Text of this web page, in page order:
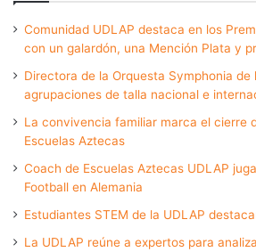
Comunidad UDLAP destaca en los
con un galardón, una Mención Plata y
Directora de la Orquesta Symphonia de
agrupaciones de talla nacional e
La convivencia familiar marca el cierre
Escuelas Aztecas
Coach de Escuelas Aztecas UDLAP
Football en Alemania
Estudiantes STEM de la UDLAP
La UDLAP reúne a expertos para